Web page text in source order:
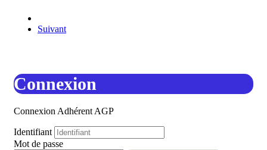
Suivant
Connexion
Connexion Adhérent AGP
Identifiant
Mot de passe